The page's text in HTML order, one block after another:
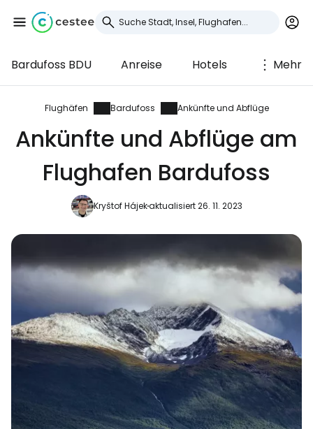
Bardufoss BDU Anreise Hotels Mehr
Flughäfen Bardufoss Ankünfte und Abflüge
Ankünfte und Abflüge am
Flughafen Bardufoss
Kryštof Hájekaktualisiert 26. 11. 2023
Anmeldung bei
Cestee
... die weltweite Reise-Community
Weiter mit Facebook
Weiter mit E-Mail